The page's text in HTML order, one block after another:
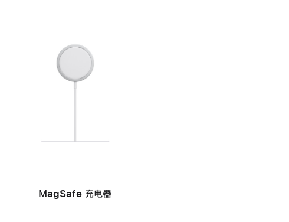
MagSafe 充电器